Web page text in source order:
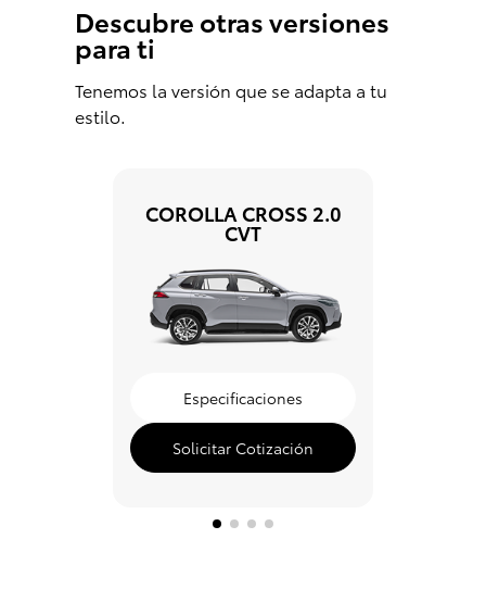
Descubre otras versiones
para ti
Tenemos la versión que se adapta a tu
estilo.
COROLLA CROSS 2.0
CVT
Especificaciones
Solicitar Cotización